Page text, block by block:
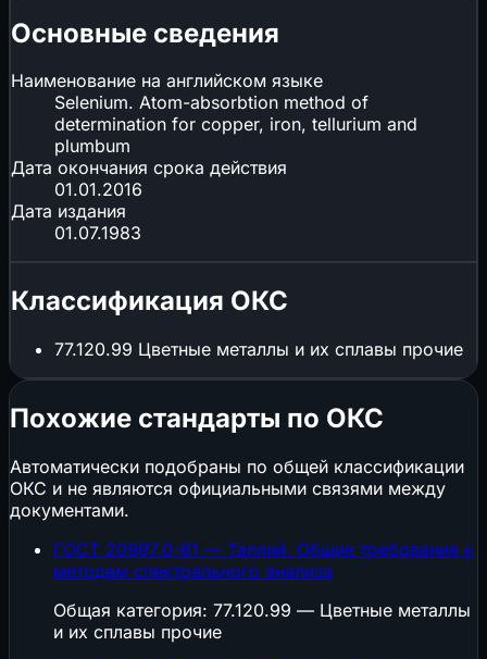
Основные сведения
Наименование на английском языке
Selenium. Atom-absorbtion method of
determination for copper, iron, tellurium and
plumbum
Дата окончания срока действия
01.01.2016
Дата издания
01.07.1983
Классификация ОКС
77.120.99 Цветные металлы и их сплавы прочие
Похожие стандарты по ОКС
Автоматически подобраны по общей классификации
ОКС и не являются официальными связями между
документами.
ГОСТ 20997.0-81 — Таллий. Общие требования к
методам спектрального анализа
Общая категория: 77.120.99 — Цветные металлы
и их сплавы прочие